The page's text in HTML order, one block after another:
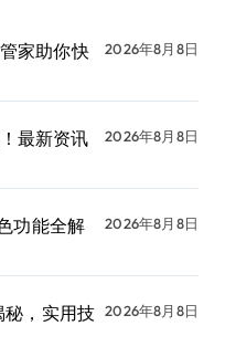
家助你快
2026年8月8日
最新资讯
2026年8月8日
功能全解
2026年8月8日
秘，实用技 2026年8月8日